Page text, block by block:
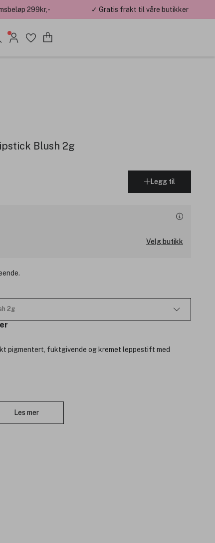
299kr,- ✓ Gratis frakt til våre butikker
Blush 2g
Legg til
Velg butikk
2g
pigmentert, fuktgivende og kremet leppestift med
Les mer